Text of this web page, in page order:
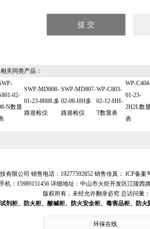
关同类产品：
02-
N数显
SWP-MD808-
01-23-8H8L多
路巡检仪
SWP-MD807-
02-08-HH多
路巡检仪
WP-C803-
02-12-HH-
T数显表
WP-
01-23-
2H2L数显
表
有限公司 销售电话：19277592852 销售传真： ICP备案
机：15989151456 详细地址：中山市火炬开发区江陵西
版权所有，未经允许翻录必究总访问量：
试剂柜、防火柜、酸碱柜、防火安全柜、毒害品柜、防
环保在线